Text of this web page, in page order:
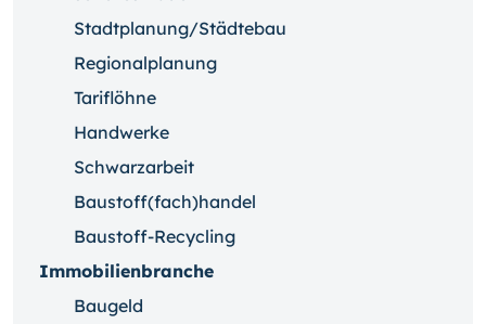
Stadtplanung/Städtebau
Regionalplanung
Tariflöhne
Handwerke
Schwarzarbeit
Baustoff(fach)handel
Baustoff-Recycling
Immobilienbranche
Baugeld